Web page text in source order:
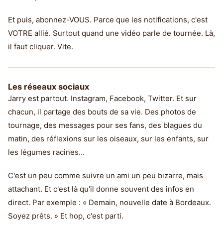
Et puis, abonnez-VOUS. Parce que les notifications, c'est
VOTRE allié. Surtout quand une vidéo parle de tournée. Là,
il faut cliquer. Vite.
Les réseaux sociaux
Jarry est partout. Instagram, Facebook, Twitter. Et sur
chacun, il partage des bouts de sa vie. Des photos de
tournage, des messages pour ses fans, des blagues du
matin, des réflexions sur les oiseaux, sur les enfants, sur
les légumes racines…
C'est un peu comme suivre un ami un peu bizarre, mais
attachant. Et c'est là qu'il donne souvent des infos en
direct. Par exemple : « Demain, nouvelle date à Bordeaux.
Soyez prêts. » Et hop, c'est parti.